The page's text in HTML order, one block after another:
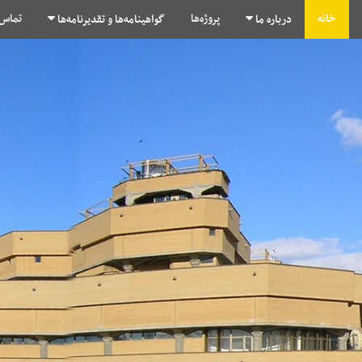
خانه درباره ما پروژه‌ها گواهینامه‌ها و تقدیرنامه‌ها